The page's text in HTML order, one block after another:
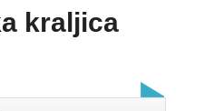
kraljica